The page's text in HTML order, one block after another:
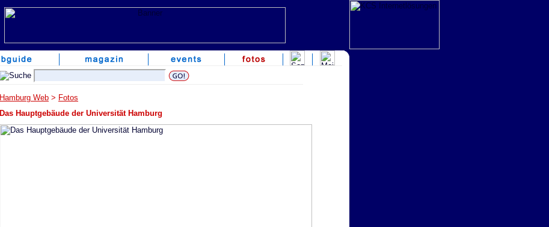
Hamburg Web > Fotos
Das Hauptgebäude der Universität Hamburg